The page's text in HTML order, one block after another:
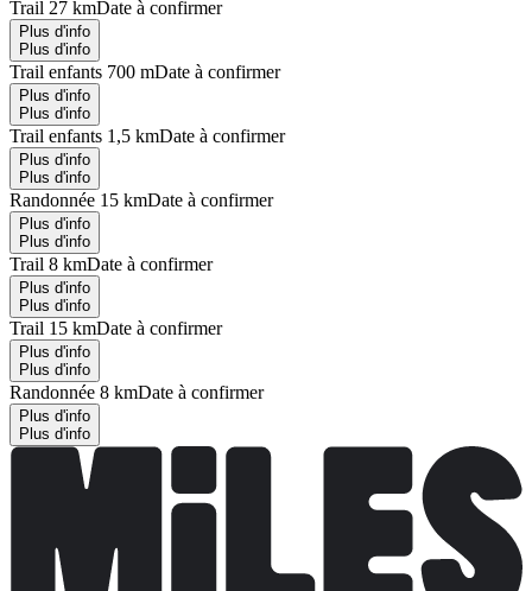
Trail 27 kmDate à confirmer
Plus d'info
Plus d'info
Trail enfants 700 mDate à confirmer
Plus d'info
Plus d'info
Trail enfants 1,5 kmDate à confirmer
Plus d'info
Plus d'info
Randonnée 15 kmDate à confirmer
Plus d'info
Plus d'info
Trail 8 kmDate à confirmer
Plus d'info
Plus d'info
Trail 15 kmDate à confirmer
Plus d'info
Plus d'info
Randonnée 8 kmDate à confirmer
Plus d'info
Plus d'info